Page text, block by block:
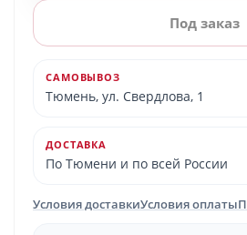
Под заказ
САМОВЫВОЗ
Тюмень, ул. Свердлова, 1
ДОСТАВКА
По Тюмени и по всей России
Условия доставкиУсловия оплаты